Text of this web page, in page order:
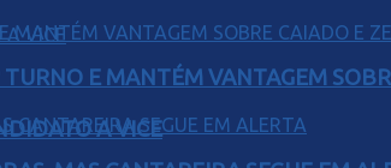
A VICE
E MANTÉM VANTAGEM